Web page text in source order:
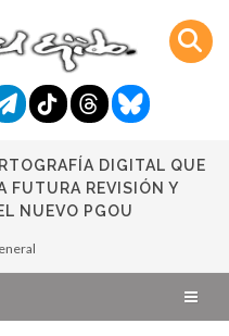
DIGITAL QUE
FUTURA REVISIÓN Y
NUEVO PGOU